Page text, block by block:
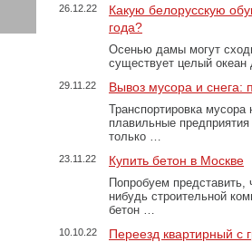
26.12.22
Какую белорусскую
года?
Осенью дамы могут
существует целый
29.11.22 Вывоз мусора и
Транспортировка
плавильные
только …
23.11.22 Купить бетон в Москве
Попробуем представить,
нибудь строительной
бетон …
10.10.22 Переезд квартирный с